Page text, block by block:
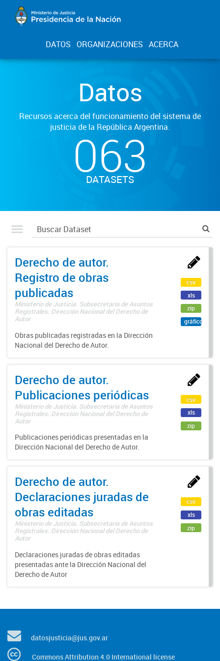
DATOS ORGANIZACIONES ACERCA
Datos
Recursos acerca del funcionamiento del sistema de
justicia de la República Argentina.
063
DATASETS
Derecho de autor.
Registro de obras
publicadas
Ministerio de Justicia. Subsecretaría de Asuntos
Registrales. Dirección Nacional del Derecho de
Autor
Obras publicadas registradas en la Dirección
Nacional del Derecho de Autor.
csv
xls
zip
gráfico
Derecho de autor.
Publicaciones periódicas
Ministerio de Justicia. Subsecretaría de Asuntos
Registrales. Dirección Nacional del Derecho de
Autor
Publicaciones periódicas presentadas en la
Dirección Nacional del Derecho de Autor.
csv
xls
zip
Derecho de autor.
Declaraciones juradas de
obras editadas
Ministerio de Justicia. Subsecretaría de Asuntos
Registrales. Dirección Nacional del Derecho de
Autor
Declaraciones juradas de obras editadas
presentadas ante la Dirección Nacional del
Derecho de Autor
csv
xls
zip
datosjusticia@jus.gov.ar
Commons Attribution 4.0 International license